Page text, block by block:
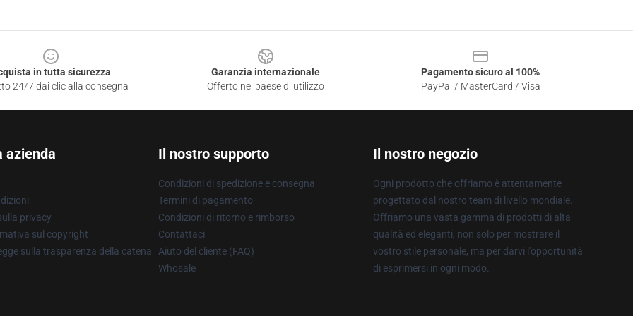
in tutta sicurezza
24/7 dai clic alla consegna
Garanzia internazionale
Offerto nel paese di utilizzo
Pagamento sicuro al 100%
PayPal / MasterCard / Visa
azienda
privacy
sul copyright
sulla trasparenza della catena
Il nostro supporto
Condizioni di spedizione e consegna
Termini di pagamento
Condizioni di ritorno e rimborso
Contattaci
Aiuto del cliente (FAQ)
Whosale
Il nostro negozio
Ogni prodotto che offriamo è attentamente
progettato dal nostro team di livello mondiale.
Offriamo una vasta gamma di prodotti di alta
qualità ed eleganti, non solo per mostrare il
vostro stile personale, ma per darvi l'opportunità
di esprimersi in ogni modo.